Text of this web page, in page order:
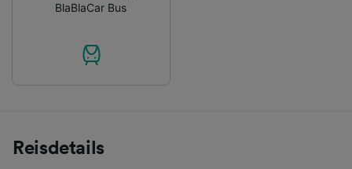
BlaBlaCar Bus
Reisdetails